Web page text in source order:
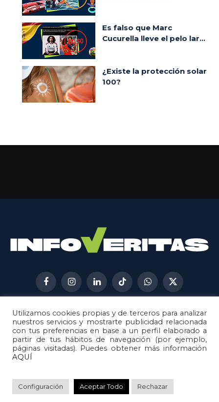
Es falso que Marc
Cucurella lleve el pelo lar...
¿Existe la protección solar
100?
FacebookInstagramLinkedInTikTokWhatsApp
X
(Twitter)
AVISO LEGAL
METODOLOGÍA
POLÍTICA DE COOKIES
POLÍTICA DE CORRECCIONES
© 2026Metech. Todos los derechos reservados.
Utilizamos cookies propias y de terceros para analizar
nuestros servicios y mostrarte publicidad relacionada
con tus preferencias en base a un perfil elaborado a
partir de tus hábitos de navegación (por ejemplo,
páginas visitadas). Puedes obtener más información
AQUÍ
Configuración Aceptar Todo Rechazar